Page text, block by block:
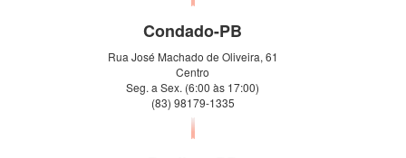
Condado-PB
Rua José Machado de Oliveira, 61
Centro
Seg. a Sex. (6:00 às 17:00)
(83) 98179-1335